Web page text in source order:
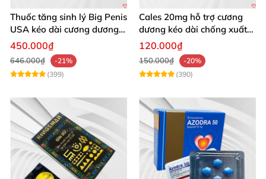
Thuốc tăng sinh lý Big Penis
USA kéo dài cương dương
chống xuất tinh sớm
450.000₫
646.000₫
-21%
(399)
Cales 20mg hỗ trợ cương
dương kéo dài chống xuất
tinh sớm thành phần
120.000₫
150.000₫
-20%
(390)